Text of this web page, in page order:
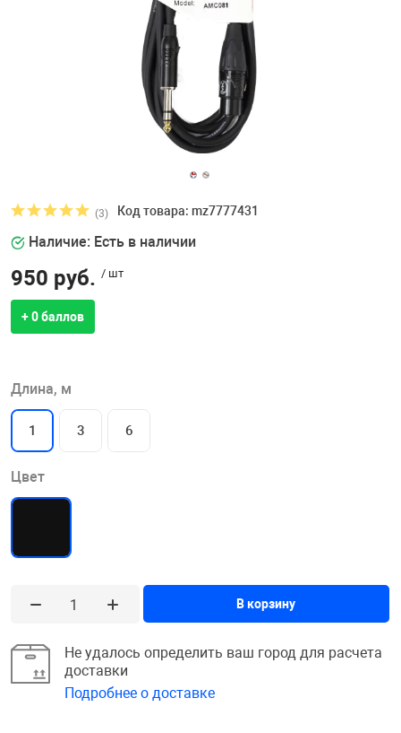
(3) Код товара: mz7777431
Наличие: Есть в наличии
950 руб. / шт
+ 0 баллов
Длина, м
1 3 6
Цвет
В корзину
Не удалось определить ваш город для расчета
доставки
Подробнее о доставке